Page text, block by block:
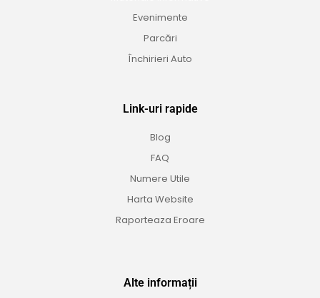
Evenimente
Parcări
Închirieri Auto
Link-uri rapide
Blog
FAQ
Numere Utile
Harta Website
Raporteaza Eroare
Alte informații